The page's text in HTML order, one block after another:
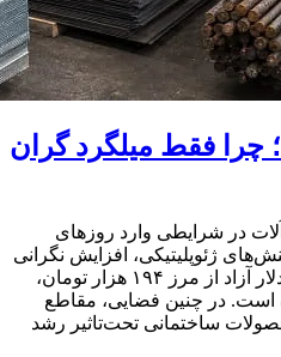
چرا فقط میلگرد گران
آلات در شرایطی وارد روزهای
ژئوپلیتیکی، افزایش نگرانی
درباره تجارت منطقه‌ای و عبور دلار آزاد از مرز ۱۹۴ هزار تومان،
است. در چنین فضایی، مقاطع
ساختمانی تحت‌تاثیر رشد